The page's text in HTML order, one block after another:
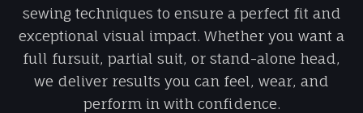
sewing techniques to ensure a perfect fit and
exceptional visual impact. Whether you want a
full fursuit, partial suit, or stand-alone head,
we deliver results you can feel, wear, and
perform in with confidence.